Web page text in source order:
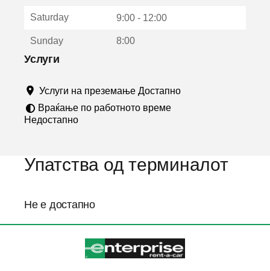
о
р
Saturday 9:00 - 12:00
Sunday 8:00
Услуги
Услуги на преземање Достапно
Враќање по работното време
Недостапно
Упатства од терминалот
Не е достапно